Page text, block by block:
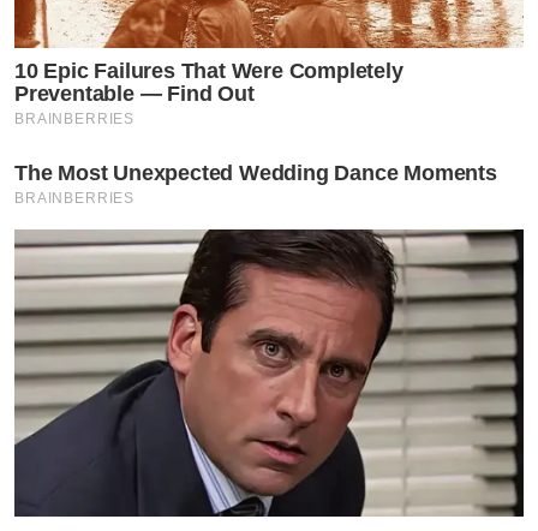
10 Epic Failures That Were Completely
Preventable — Find Out
BRAINBERRIES
The Most Unexpected Wedding Dance Moments
BRAINBERRIES